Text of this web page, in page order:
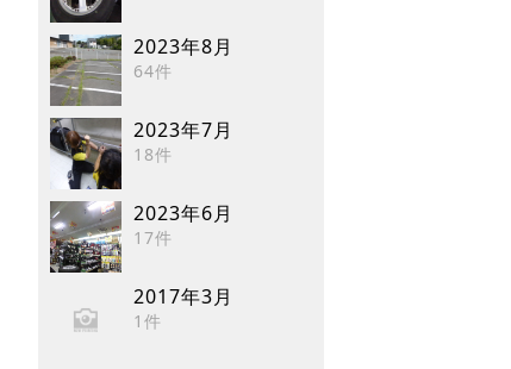
2023年8月
64件
2023年7月
18件
2023年6月
17件
2017年3月
1件